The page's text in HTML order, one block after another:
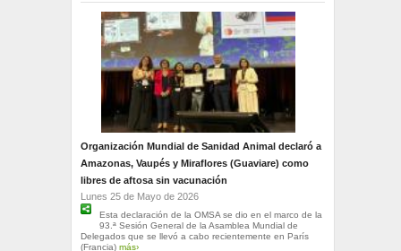
Organización Mundial de Sanidad Animal declaró a
Amazonas, Vaupés y Miraflores (Guaviare) como
libres de aftosa sin vacunación
Lunes 25 de Mayo de 2026
Esta declaración de la OMSA se dio en el marco de la
93.ª Sesión General de la Asamblea Mundial de
Delegados que se llevó a cabo recientemente en París
(Francia) más›